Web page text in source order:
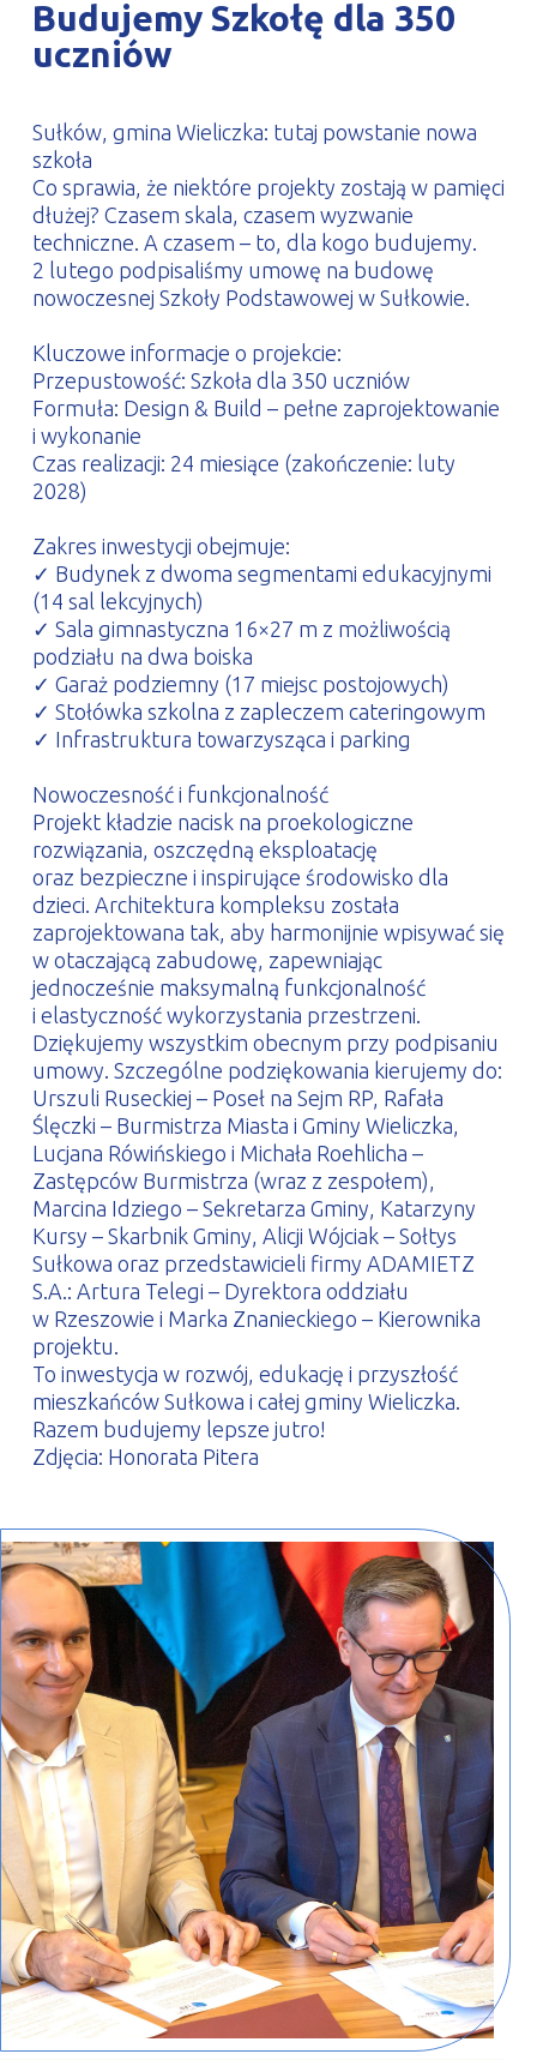
PROFILAR – profile zimnogięte
DE
Budujemy Szkołę dla 350
uczniów
Sułków, gmina Wieliczka: tutaj powstanie nowa
szkoła
Co sprawia, że niektóre projekty zostają w pamięci
dłużej? Czasem skala, czasem wyzwanie
techniczne. A czasem – to, dla kogo budujemy.
2 lutego podpisaliśmy umowę na budowę
nowoczesnej Szkoły Podstawowej w Sułkowie.
Kluczowe informacje o projekcie:
Przepustowość: Szkoła dla 350 uczniów
Formuła: Design & Build – pełne zaprojektowanie
i wykonanie
Czas realizacji: 24 miesiące (zakończenie: luty
2028)
Zakres inwestycji obejmuje:
✓ Budynek z dwoma segmentami edukacyjnymi
(14 sal lekcyjnych)
✓ Sala gimnastyczna 16×27 m z możliwością
podziału na dwa boiska
✓ Garaż podziemny (17 miejsc postojowych)
✓ Stołówka szkolna z zapleczem cateringowym
✓ Infrastruktura towarzysząca i parking
Nowoczesność i funkcjonalność
Projekt kładzie nacisk na proekologiczne
rozwiązania, oszczędną eksploatację
oraz bezpieczne i inspirujące środowisko dla
dzieci. Architektura kompleksu została
zaprojektowana tak, aby harmonijnie wpisywać się
w otaczającą zabudowę, zapewniając
jednocześnie maksymalną funkcjonalność
i elastyczność wykorzystania przestrzeni.
Dziękujemy wszystkim obecnym przy podpisaniu
umowy. Szczególne podziękowania kierujemy do:
Urszuli Ruseckiej – Poseł na Sejm RP, Rafała
Ślęczki – Burmistrza Miasta i Gminy Wieliczka,
Lucjana Rówińskiego i Michała Roehlicha –
Zastępców Burmistrza (wraz z zespołem),
Marcina Idziego – Sekretarza Gminy, Katarzyny
Kursy – Skarbnik Gminy, Alicji Wójciak – Sołtys
Sułkowa oraz przedstawicieli firmy ADAMIETZ
S.A.: Artura Telegi – Dyrektora oddziału
w Rzeszowie i Marka Znanieckiego – Kierownika
projektu.
To inwestycja w rozwój, edukację i przyszłość
mieszkańców Sułkowa i całej gminy Wieliczka.
Razem budujemy lepsze jutro!
Zdjęcia: Honorata Pitera